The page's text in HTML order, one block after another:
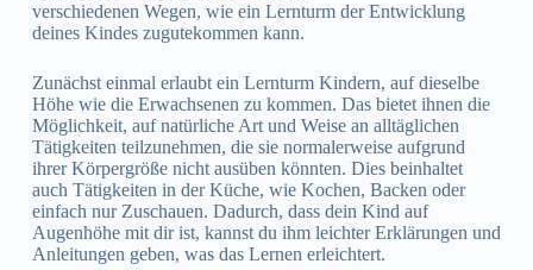
verschiedenen Wegen, wie ein Lernturm der Entwicklung
deines Kindes zugutekommen kann.
Zunächst einmal erlaubt ein Lernturm Kindern, auf dieselbe
Höhe wie die Erwachsenen zu kommen. Das bietet ihnen die
Möglichkeit, auf natürliche Art und Weise an alltäglichen
Tätigkeiten teilzunehmen, die sie normalerweise aufgrund
ihrer Körpergröße nicht ausüben könnten. Dies beinhaltet
auch Tätigkeiten in der Küche, wie Kochen, Backen oder
einfach nur Zuschauen. Dadurch, dass dein Kind auf
Augenhöhe mit dir ist, kannst du ihm leichter Erklärungen und
Anleitungen geben, was das Lernen erleichtert.